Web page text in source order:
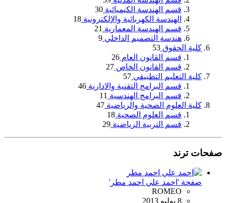
قسم الهندسة الكيميائية 30
الهندسة الكهربائية والإلكترونية 18
قسم الهندسة المعمارية 21
هندسة التصميم الداخلي 9
كلية الحقوق 53
قسم القانون العام 26
قسم القانون الخاص 27
كلية التعليم التطبيقي 57
قسم البرامج التقنية والادارية 46
قسم البرامج الهندسية 11
كلية العلوم الصحية والرياضية 47
قسم العلوم الصحية 18
قسم التربية الرياضية 29
صفحات ترند
صفحة 'احمد علي احمد مطر'
ROMEO
8 يوليو 2013